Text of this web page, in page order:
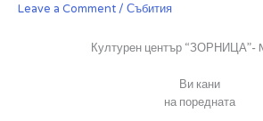
Leave a Comment / Събития
Културен център “ЗОРНИЦА”-
Ви кани
на поредната